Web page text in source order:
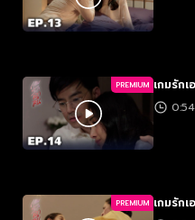
PREMIUM เกมรักเ
PREMIUM เกมรักเ